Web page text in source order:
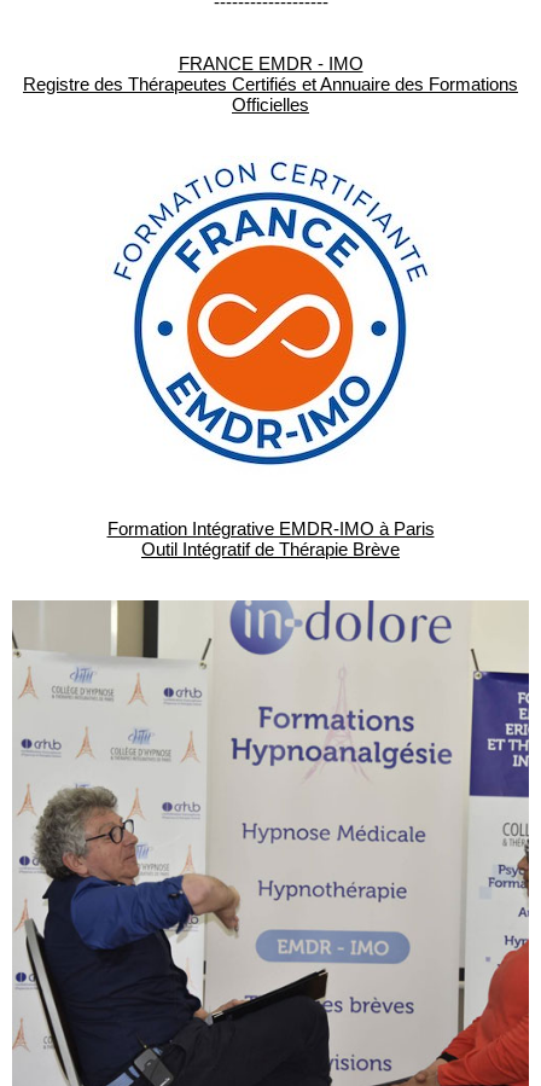
FRANCE EMDR - IMO
Registre des Thérapeutes Certifiés et Annuaire des Formations
Officielles
Formation Intégrative EMDR-IMO à Paris
Outil Intégratif de Thérapie Brève